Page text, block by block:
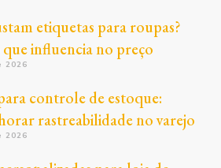
etiquetas para roupas?
influencia no preço
2026
controle de estoque:
rastreabilidade no varejo
2026